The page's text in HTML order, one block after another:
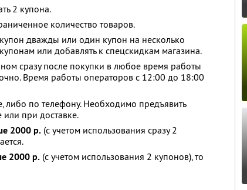
2 купона.
количество товаров.
дважды или один купон на несколько
или добавлять к спецскидкам магазина.
сразу после покупки в любое время работы
Время работы операторов с 12:00 до 18:00
либо по телефону. Необходимо предъявить
или при доставке.
2000 р. (с учетом использования сразу 2
2000 р. (с учетом использования 2 купонов), то